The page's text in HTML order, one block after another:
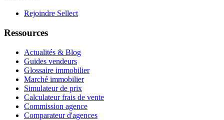
Rejoindre Sellect
Ressources
Actualités & Blog
Guides vendeurs
Glossaire immobilier
Marché immobilier
Simulateur de prix
Calculateur frais de vente
Commission agence
Comparateur d'agences